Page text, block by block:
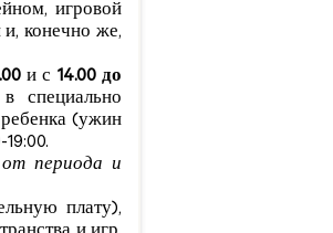
игровой
конечно же,
и с 14.00 до
специально
(ужин
периода и
плату),